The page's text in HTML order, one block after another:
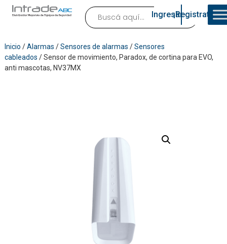
Ingresar¡Registrate!
Inicio /Alarmas /Sensores de alarmas /Sensores
cableados / Sensor de movimiento, Paradox, de cortina para EVO,
anti mascotas, NV37MX